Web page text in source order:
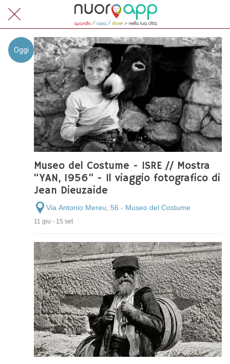
Oggi
Museo del Costume - ISRE // Mostra
“YAN, 1956” - Il viaggio fotografico di
Jean Dieuzaide
Via Antonio Mereu, 56 - Museo del Costume
11 giu - 15 set